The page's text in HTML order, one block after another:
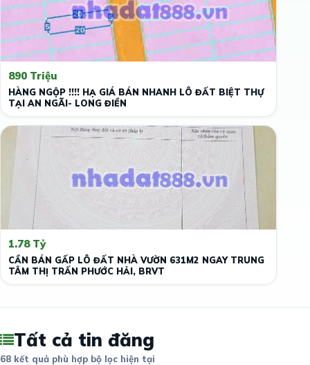
890 Triệu
HÀNG NGỘP !!!! HẠ GIÁ BÁN NHANH LÔ ĐẤT BIỆT THỰ
TẠI AN NGÃI- LONG ĐIỀN
1.78 Tỷ
CẦN BÁN GẤP LÔ ĐẤT NHÀ VƯỜN 631M2 NGAY TRUNG
TÂM THỊ TRẤN PHƯỚC HẢI, BRVT
Tất cả tin đăng
68 kết quả phù hợp bộ lọc hiện tại